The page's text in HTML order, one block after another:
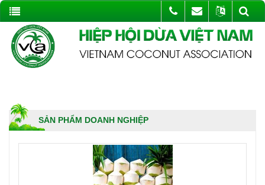
SẢN PHẨM DOANH NGHIỆP